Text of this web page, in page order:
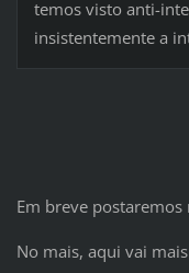
temos visto anti-
insistentemente a
Em breve postaremos
No mais, aqui vai